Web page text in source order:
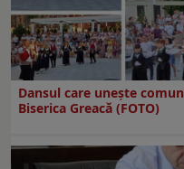
Dansul care uneşte
Biserica Greacă (FOTO)